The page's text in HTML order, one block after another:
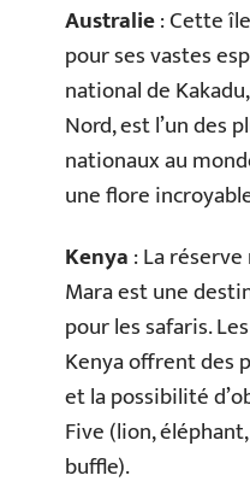
Australie: Cette
pour ses vastes
national de
Nord, est l’un des
nationaux au
une flore
Kenya: La
Mara est une
pour les safaris.
Kenya offrent des
et la possibilité
Five (lion,
buffle).